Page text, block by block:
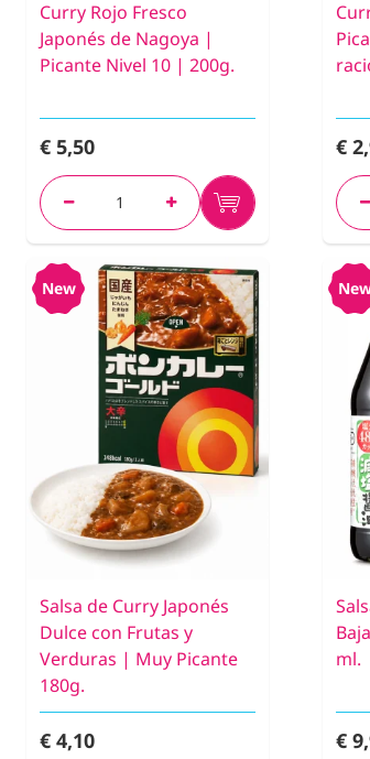
Curry Rojo Fresco
Japonés de Nagoya |
Picante Nivel 10 | 200g.
€ 5,50 €
New
Salsa de Curry Japonés
Dulce con Frutas y
Verduras | Muy Picante
180g.
€ 4,10
ml.
€